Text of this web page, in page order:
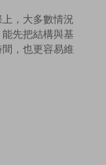
，大多數情況
先把結構與基
，也更容易維